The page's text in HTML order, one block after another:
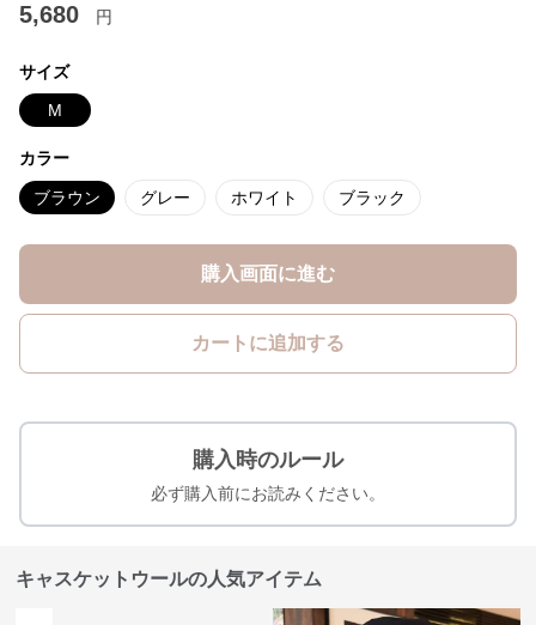
5,680 円
サイズ
M
カラー
ブラウン グレー ホワイト ブラック
購入画面に進む
カートに追加する
購入時のルール
必ず購入前にお読みください。
キャスケットウールの人気アイテム